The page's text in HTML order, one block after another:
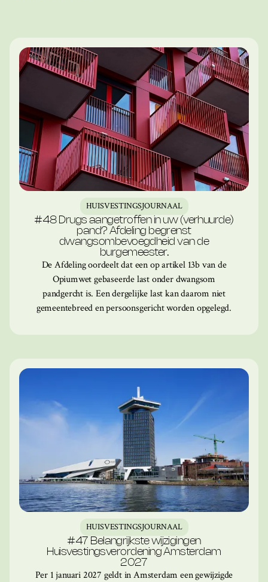
HUISVESTINGSJOURNAAL
#48 Drugs aangetroffen in uw (verhuurde)
pand? Afdeling begrenst
dwangsombevoegdheid van de
burgemeester.
De Afdeling oordeelt dat een op artikel 13b van de
Opiumwet gebaseerde last onder dwangsom
pandgercht is. Een dergelijke last kan daarom niet
gemeentebreed en persoonsgericht worden opgelegd.
HUISVESTINGSJOURNAAL
#47 Belangrijkste wijzigingen
Huisvestingsverordening Amsterdam
2027
Per 1 januari 2027 geldt in Amsterdam een gewijzigde